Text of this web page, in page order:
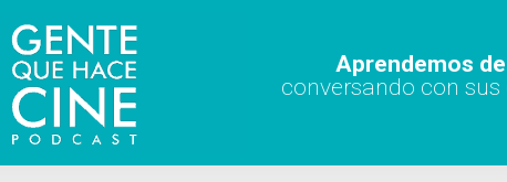
Aprendemos
conversando con sus